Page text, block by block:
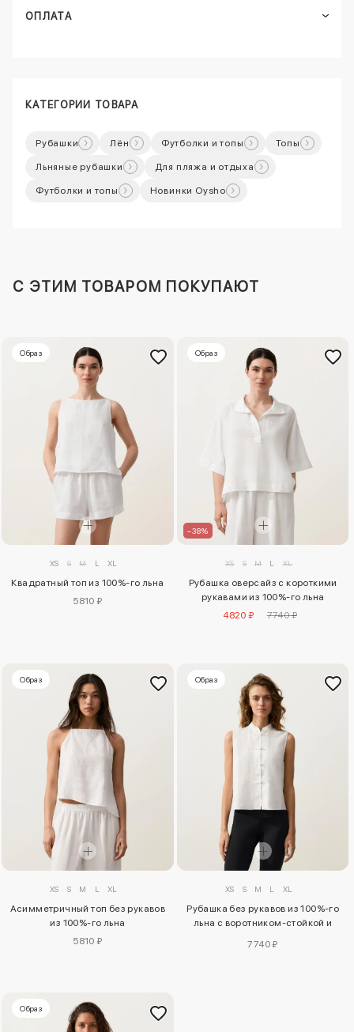
ОПЛАТА
КАТЕГОРИИ ТОВАРА
Рубашки Лён Футболки и топы Топы
Льняные рубашки Для пляжа и отдыха
Футболки и топы Новинки Oysho
C ЭТИМ ТОВАРОМ ПОКУПАЮТ
Образ
XS S M L XL
Квадратный топ из 100%-го льна
5810 ₽
–38%
Образ
XS S M L XL
Рубашка оверсайз с короткими
рукавами из 100%-го льна
4820 ₽
7740 ₽
Образ
XS S M L XL
Асимметричный топ без рукавов
из 100%-го льна
5810 ₽
Образ
XS S M L XL
Рубашка без рукавов из 100%-го
льна с воротником-стойкой и
7740 ₽
Образ